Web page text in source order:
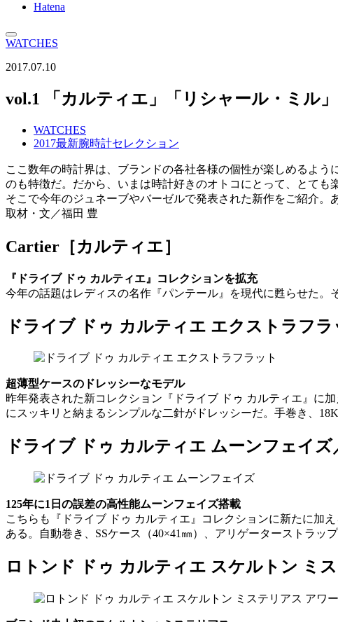
Hatena
WATCHES
2017.07.10
vol.1 「カルティエ」「リシャール・ミル」
WATCHES
2017最新腕時計セレクション
ここ数年の時計界は、ブランドの各社各様の個性が楽しめるよ
のも特徴だ。だから、いまは時計好きのオトコにとって、とても
そこで今年のジュネーブやバーゼルで発表された新作をご紹介。
取材・文／福田 豊
Cartier［カルティエ］
『ドライブ ドゥ カルティエ』コレクションを拡充
今年の話題はレディスの名作『パンテール』を現代に甦らせた。
ドライブ ドゥ カルティエ エクストラフラ
超薄型ケースのドレッシーなモデル
昨年発表された新コレクション『ドライブ ドゥ カルティエ』に
にスッキリと納まるシンプルな二針がドレッシーだ。手巻き、
ドライブ ドゥ カルティエ ムーンフェイズ
125年に1日の誤差の高性能ムーンフェイズ搭載
こちらも『ドライブ ドゥ カルティエ』コレクションに新たに加
ある。自動巻き、SSケース（40×41㎜）、アリゲーターストラッ
ロトンド ドゥ カルティエ スケルトン ミ